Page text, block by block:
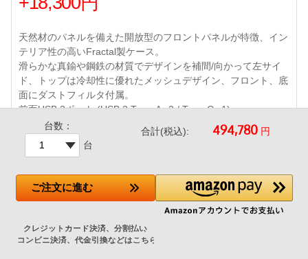
天然材のパネルを備えた開放型のフロントパネルが特徴、イン
テリア性の高いFractal製ケース。
滑らかな真鍮や鋼鉄の材質でデザインを補間/向かって左サイ
ド、トップは冷却性に優れたメッシュデザイン、フロント、底
面にダストフィルタ付属。
前面USB 3ポート (USB 3 Type-A x2 / Type-C x1)
長寿命ライフルベアリングAspect PWMファン140mm 2基
取外し可能なダストフィルタ/360mmまでの水冷クーラーラジ
台数：
台
合計(税込): 円
ご注文に進む